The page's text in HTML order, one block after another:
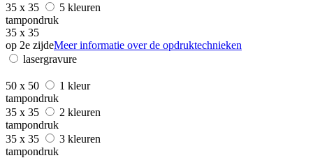
35 x 35
5 kleuren
tampondruk
35 x 35
op 2e zijdeMeer informatie over de opdruktechnieken
lasergravure
50 x 50
1 kleur
tampondruk
35 x 35
2 kleuren
tampondruk
35 x 35
3 kleuren
tampondruk